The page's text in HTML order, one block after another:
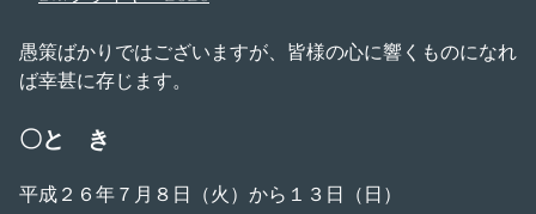
愚策ばかりではございますが、皆様の心に響くものになれ
ば幸甚に存じます。
〇と き
平成２６年７月８日（火）から１３日（日）